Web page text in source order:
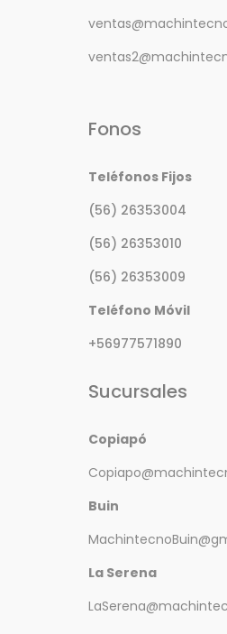
Fonos
Teléfonos Fijos
(56) 26353004
(56) 26353010
(56) 26353009
Teléfono Móvil
+56977571890
Sucursales
Copiapó
Buin
La Serena